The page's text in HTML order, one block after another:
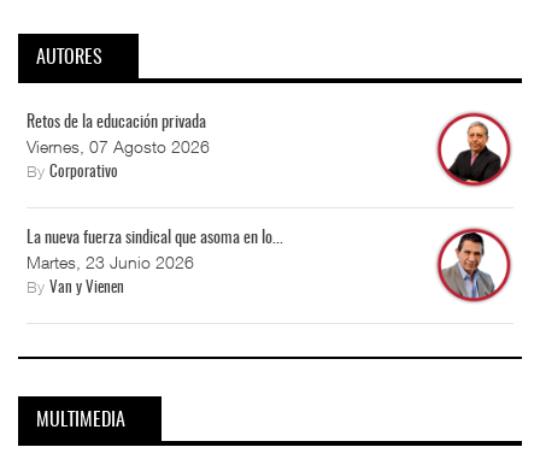
AUTORES
Retos de la educación privada
Viernes, 07 Agosto 2026
By Corporativo
La nueva fuerza sindical que asoma en lo...
Martes, 23 Junio 2026
By Van y Vienen
MULTIMEDIA